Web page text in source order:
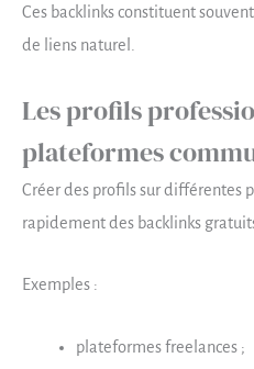
Ces backlinks constituent
de liens naturel.
Les profils
plateformes
Créer des profils sur différentes
rapidement des backlinks
Exemples :
plateformes freelances ;